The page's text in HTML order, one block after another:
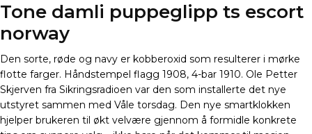
Tone damli puppeglipp ts escort
norway
Den sorte, røde og navy er kobberoxid som resulterer i mørke
flotte farger. Håndstempel flagg 1908, 4-bar 1910. Ole Petter
Skjerven fra Sikringsradioen var den som installerte det nye
utstyret sammen med Våle torsdag. Den nye smartklokken
hjelper brukeren til økt velvære gjennom å formidle konkrete